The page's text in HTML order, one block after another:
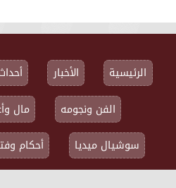
الرئيسية الأخبار
الفن ونجومه
مال
سوشيال ميديا
أحكام